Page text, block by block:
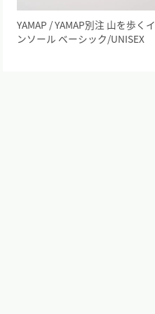
YAMAP / YAMAP別注 山を歩くイ
ンソール ベーシック/UNISEX